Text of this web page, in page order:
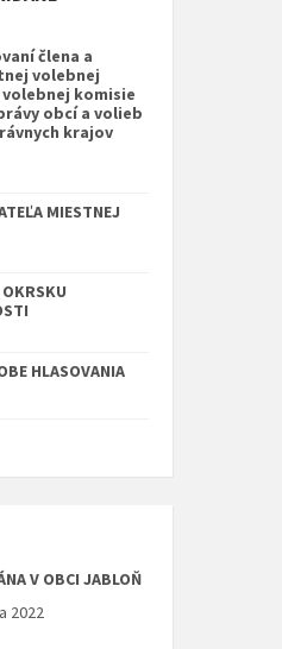
člena a
volebnej
komisie
obcí a volieb
krajov
MIESTNEJ
OKRSKU
HLASOVANIA
V OBCI JABLOŇ
2022